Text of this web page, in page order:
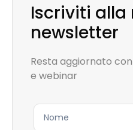
Iscriviti alla
newsletter
Resta aggiornato
e webinar